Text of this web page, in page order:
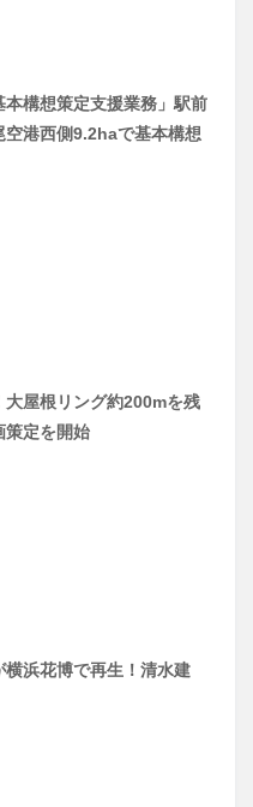
本構想策定支援業務」駅前
港西側9.2haで基本構想
屋根リング約200mを残
策定を開始
浜花博で再生！清水建